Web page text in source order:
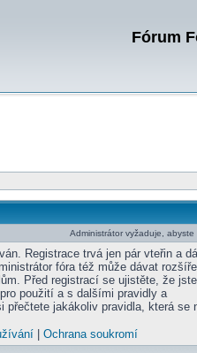
Fórum
Administrátor vyžaduje,
Registrace trvá jen pár vteřin a
fóra též může dávat
Před registrací se ujistěte, že
použití a s dalšími pravidly a
přečtete jakákoliv pravidla, která se
| Ochrana soukromí